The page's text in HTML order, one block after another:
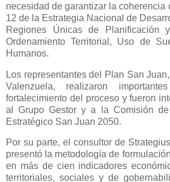
necesidad de garantizar la coherencia
12 de la Estrategia Nacional de
Regiones Únicas de
Ordenamiento Territorial, Uso de
Humanos.
Los representantes del Plan San
Valenzuela, realizaron
fortalecimiento del proceso y fueron
al Grupo Gestor y a la Comisión
Estratégico San Juan 2050.
Por su parte, el consultor de
presentó la metodología de
en más de cien indicadores
territoriales, sociales y de